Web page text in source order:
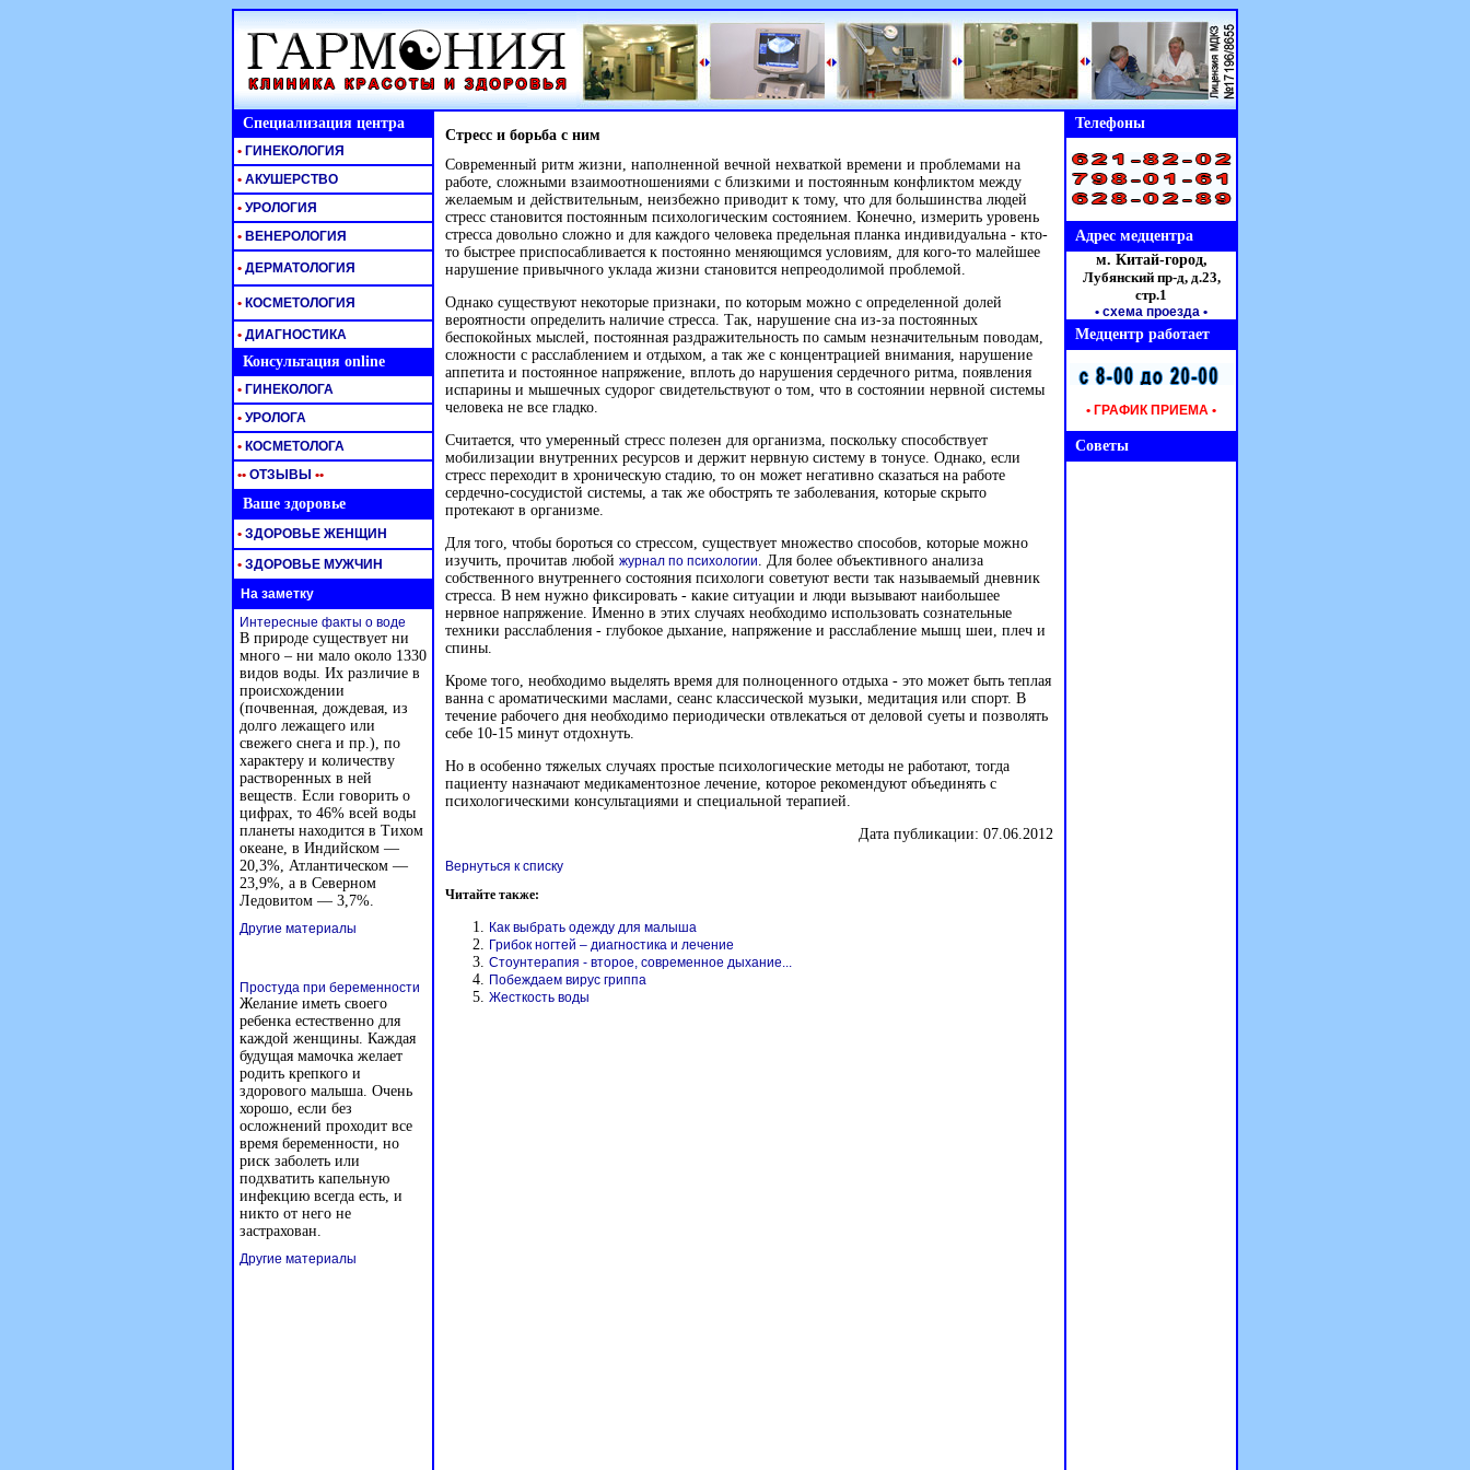
Специализация центра Стресс и борьба с ним
Современный ритм жизни, наполненной вечной нехваткой времени и проблемами на
работе, сложными взаимоотношениями с близкими и постоянным конфликтом между
желаемым и действительным, неизбежно приводит к тому, что для большинства людей
стресс становится постоянным психологическим состоянием. Конечно, измерить уровень
стресса довольно сложно и для каждого человека предельная планка индивидуальна - кто-
то быстрее приспосабливается к постоянно меняющимся условиям, для кого-то малейшее
нарушение привычного уклада жизни становится непреодолимой проблемой.
Однако существуют некоторые признаки, по которым можно с определенной долей
вероятности определить наличие стресса. Так, нарушение сна из-за постоянных
беспокойных мыслей, постоянная раздражительность по самым незначительным поводам,
сложности с расслаблением и отдыхом, а так же с концентрацией внимания, нарушение
аппетита и постоянное напряжение, вплоть до нарушения сердечного ритма, появления
испарины и мышечных судорог свидетельствуют о том, что в состоянии нервной системы
человека не все гладко.
Считается, что умеренный стресс полезен для организма, поскольку способствует
мобилизации внутренних ресурсов и держит нервную систему в тонусе. Однако, если
стресс переходит в хроническую стадию, то он может негативно сказаться на работе
сердечно-сосудистой системы, а так же обострять те заболевания, которые скрыто
протекают в организме.
Для того, чтобы бороться со стрессом, существует множество способов, которые можно
изучить, прочитав любой журнал по психологии. Для более объективного анализа
собственного внутреннего состояния психологи советуют вести так называемый дневник
стресса. В нем нужно фиксировать - какие ситуации и люди вызывают наибольшее
нервное напряжение. Именно в этих случаях необходимо использовать сознательные
техники расслабления - глубокое дыхание, напряжение и расслабление мышц шеи, плеч и
спины.
Кроме того, необходимо выделять время для полноценного отдыха - это может быть теплая
ванна с ароматическими маслами, сеанс классической музыки, медитация или спорт. В
течение рабочего дня необходимо периодически отвлекаться от деловой суеты и позволять
себе 10-15 минут отдохнуть.
Но в особенно тяжелых случаях простые психологические методы не работают, тогда
пациенту назначают медикаментозное лечение, которое рекомендуют объединять с
психологическими консультациями и специальной терапией.
Дата публикации: 07.06.2012
Вернуться к списку
Читайте также:
Как выбрать одежду для малыша
Грибок ногтей – диагностика и лечение
Стоунтерапия - второе, современное дыхание...
Побеждаем вирус гриппа
Жесткость воды
Телефоны
• ГИНЕКОЛОГИЯ
• АКУШЕРСТВО
• УРОЛОГИЯ
• ВЕНЕРОЛОГИЯ Адрес медцентра
• ДЕРМАТОЛОГИЯ
м. Китай-город,
Лубянский пр-д, д.23,
стр.1
• схема проезда •
• КОСМЕТОЛОГИЯ
• ДИАГНОСТИКА
Медцентр работает
Консультация online
• ГРАФИК ПРИЕМА •
• ГИНЕКОЛОГА
• УРОЛОГА
• КОСМЕТОЛОГА Советы
•• ОТЗЫВЫ ••
Ваше здоровье
• ЗДОРОВЬЕ ЖЕНЩИН
• ЗДОРОВЬЕ МУЖЧИН
На заметку
Интересные факты о воде
В природе существует ни
много – ни мало около 1330
видов воды. Их различие в
происхождении
(почвенная, дождевая, из
долго лежащего или
свежего снега и пр.), по
характеру и количеству
растворенных в ней
веществ. Если говорить о
цифрах, то 46% всей воды
планеты находится в Тихом
океане, в Индийском —
20,3%, Атлантическом —
23,9%, а в Северном
Ледовитом — 3,7%.
Другие материалы
Простуда при беременности
Желание иметь своего
ребенка естественно для
каждой женщины. Каждая
будущая мамочка желает
родить крепкого и
здорового малыша. Очень
хорошо, если без
осложнений проходит все
время беременности, но
риск заболеть или
подхватить капельную
инфекцию всегда есть, и
никто от него не
застрахован.
Другие материалы